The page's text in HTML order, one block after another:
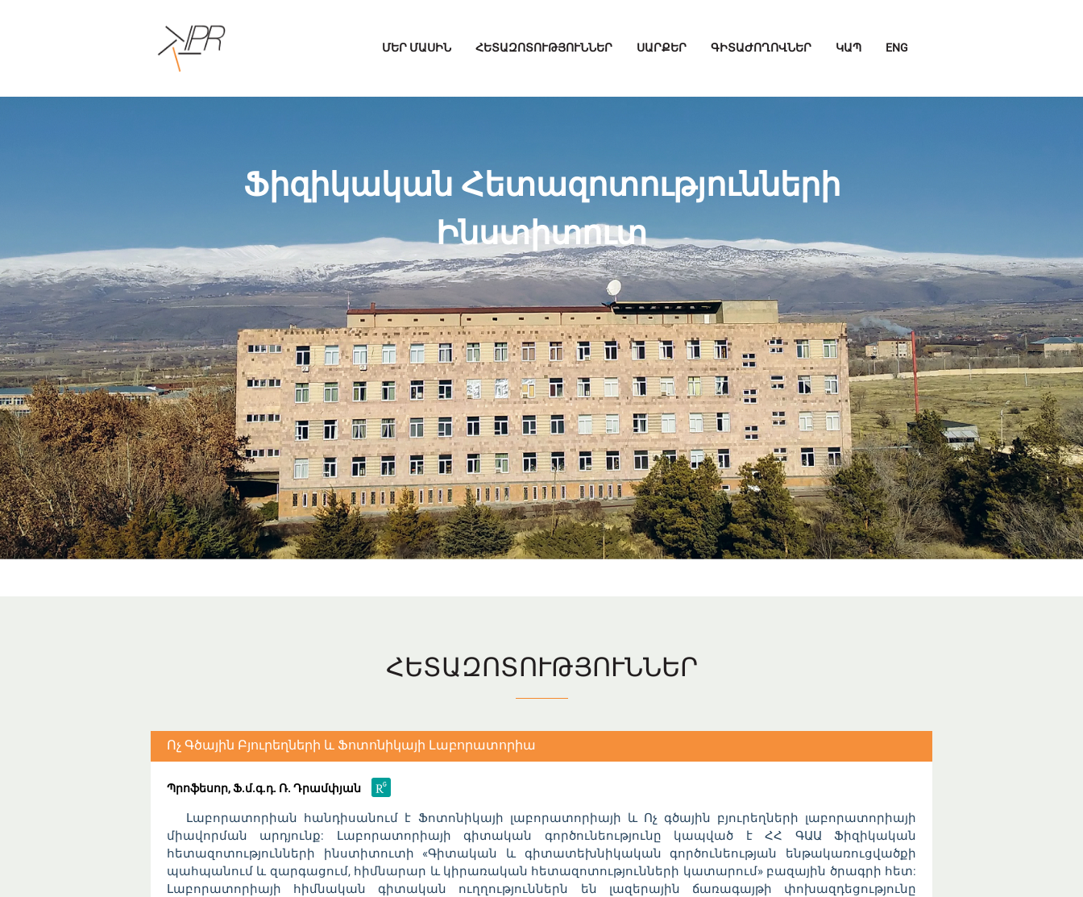
ՄԵՐ ՄԱՍԻՆ ՀԵՏԱԶՈՏՈՒԹՅՈՒՆՆԵՐ ՍԱՐՔԵՐ ԳԻՏԱԺՈՂՈՎՆԵՐ ԿԱՊ ENG
Ֆիզիկական Հետազոտությունների
Ինստիտուտ
ՀԵՏԱԶՈՏՈՒԹՅՈՒՆՆԵՐ
Ոչ Գծային Բյուրեղների և Ֆոտոնիկայի Լաբորատորիա
Պրոֆեսոր, Ֆ.մ.գ.դ. Ռ. Դրամփյան
Լաբորատորիան հանդիսանում է Ֆոտոնիկայի լաբորատորիայի և Ոչ գծային բյուրեղների լաբորատորիայի
միավորման արդյունք: Լաբորատորիայի գիտական գործունեությունը կապված է ՀՀ ԳԱԱ Ֆիզիկական
հետազոտությունների ինստիտուտի «Գիտական և գիտատեխնիկական գործունեության ենթակառուցվածքի
պահպանում և զարգացում, հիմնարար և կիրառական հետազոտությունների կատարում» բազային ծրագրի հետ:
Լաբորատորիայի հիմնական գիտական ուղղություններն են լազերային ճառագայթի փոխազդեցությունը